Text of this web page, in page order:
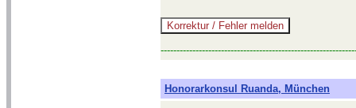
Honorarkonsul Ruanda, München